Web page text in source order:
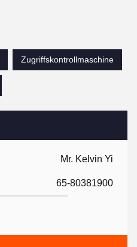
Mr. Kelvin Yi
65-80381900
Zugriffskontrollmaschine